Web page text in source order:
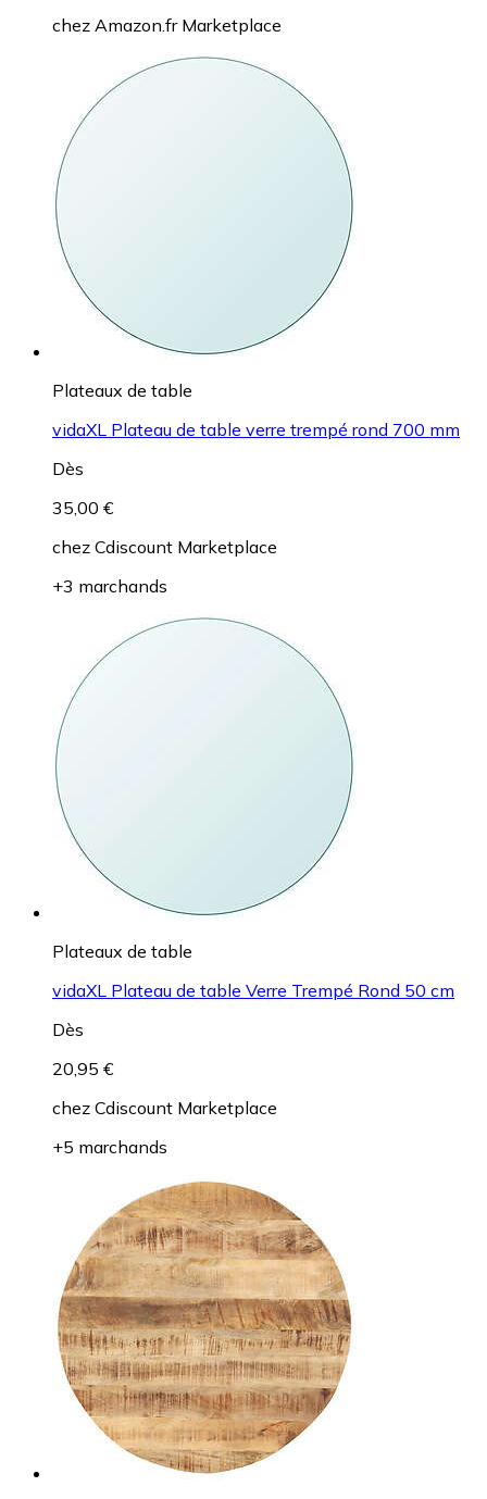
chez Amazon.fr Marketplace
Plateaux de table
vidaXL Plateau de table verre trempé rond 700 mm
Dès
35,00 €
chez Cdiscount Marketplace
+3 marchands
Plateaux de table
vidaXL Plateau de table Verre Trempé Rond 50 cm
Dès
20,95 €
chez Cdiscount Marketplace
+5 marchands